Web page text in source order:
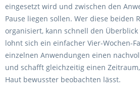
eingesetzt wird und zwischen den
Pause liegen sollen. Wer diese beiden
organisiert, kann schnell den
lohnt sich ein einfacher Vier-Wochen-
einzelnen Anwendungen einen
und schafft gleichzeitig einen
Haut bewusster beobachten lässt.